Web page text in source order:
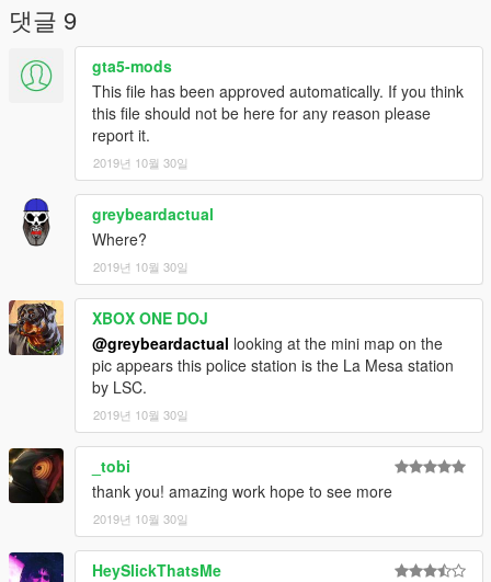
댓글 9
gta5-mods
This file has been approved automatically. If you think
this file should not be here for any reason please
report it.
2019년 10월 30일
greybeardactual
Where?
2019년 10월 30일
XBOX ONE DOJ
@greybeardactual looking at the mini map on the
pic appears this police station is the La Mesa station
by LSC.
2019년 10월 30일
_tobi
thank you! amazing work hope to see more
2019년 10월 30일
HeySlickThatsMe